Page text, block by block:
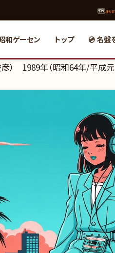
🗺aso
和ゲーセン トップ 💿 名盤
） 1989年（昭和64年/平成元